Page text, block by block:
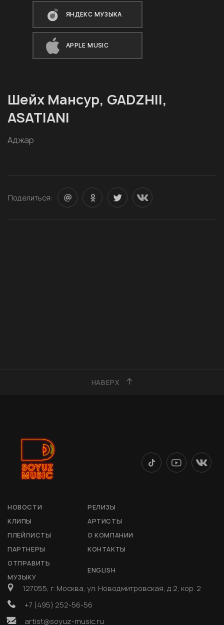
ЯНДЕКС МУЗЫКА
APPLE MUSIC
Шейх Мансур, GADZHII,
ASATIANI
Аджар
Поделиться:
НАВЕРХ
НОВОСТИ
РЕЛИЗЫ
КЛИПЫ
АРТИСТЫ
ПЛЕЙЛИСТЫ
О КОМПАНИИ
ПАРТНЕРЫ
КОНТАКТЫ
ОТПРАВИТЬ
МУЗЫКУ
ENGLISH
127055, г. Москва, ул. Новодмитровская, д 2, кор. 2
+7 (495) 252-56-56
artist@soyuz-music.ru